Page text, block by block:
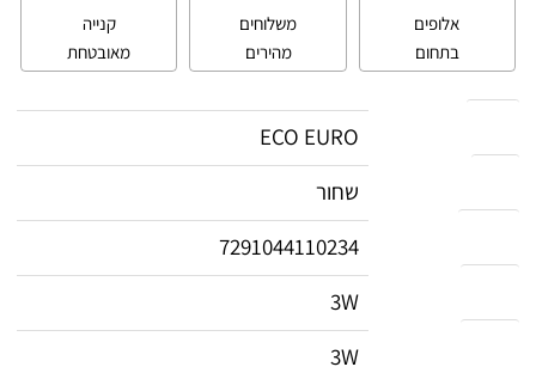
אלופים
בתחום
משלוחים
מהירים
קנייה
מאובטחת
ECO EURO
שחור
7291044110234
3W
3W